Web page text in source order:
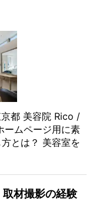
都 美容院 Rico /
ームページ用に素
とは？ 美容室を
材撮影の経験